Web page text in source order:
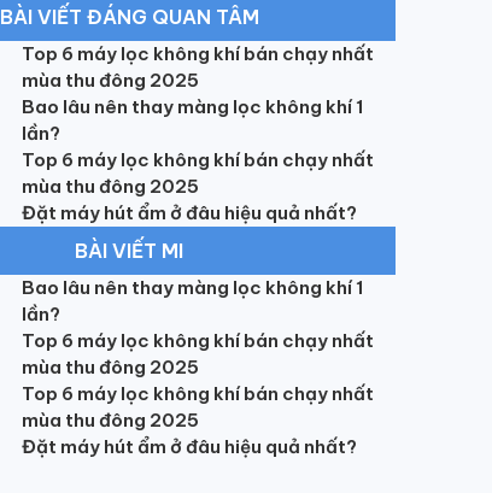
BÀI VIẾT ĐÁNG QUAN TÂM
Top 6 máy lọc không khí bán chạy nhất
mùa thu đông 2025
Bao lâu nên thay màng lọc không khí 1
lần?
Top 6 máy lọc không khí bán chạy nhất
mùa thu đông 2025
Đặt máy hút ẩm ở đâu hiệu quả nhất?
BÀI VIẾT MI
Bao lâu nên thay màng lọc không khí 1
lần?
Top 6 máy lọc không khí bán chạy nhất
mùa thu đông 2025
Top 6 máy lọc không khí bán chạy nhất
mùa thu đông 2025
Đặt máy hút ẩm ở đâu hiệu quả nhất?